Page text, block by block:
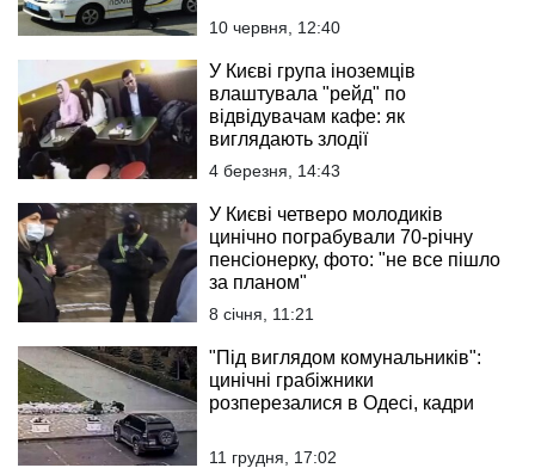
10 червня, 12:40
У Києві група іноземців
влаштувала "рейд" по
відвідувачам кафе: як
виглядають злодії
4 березня, 14:43
У Києві четверо молодиків
цинічно пограбували 70-річну
пенсіонерку, фото: "не все пішло
за планом"
8 січня, 11:21
"Під виглядом комунальників":
цинічні грабіжники
розперезалися в Одесі, кадри
11 грудня, 17:02